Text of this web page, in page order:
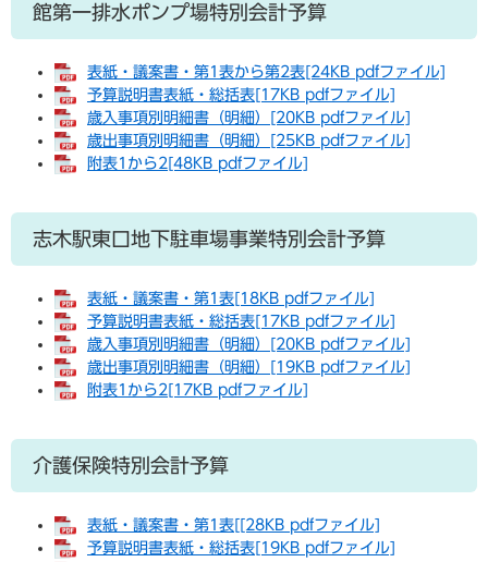
館第一排水ポンプ場特別会計予算
表紙・議案書・第1表から第2表[24KB pdfファイル]
予算説明書表紙・総括表[17KB pdfファイル]
歳入事項別明細書（明細）[20KB pdfファイル]
歳出事項別明細書（明細）[25KB pdfファイル]
附表1から2[48KB pdfファイル]
志木駅東口地下駐車場事業特別会計予算
表紙・議案書・第1表[18KB pdfファイル]
予算説明書表紙・総括表[17KB pdfファイル]
歳入事項別明細書（明細）[20KB pdfファイル]
歳出事項別明細書（明細）[19KB pdfファイル]
附表1から2[17KB pdfファイル]
介護保険特別会計予算
表紙・議案書・第1表[[28KB pdfファイル]
予算説明書表紙・総括表[19KB pdfファイル]